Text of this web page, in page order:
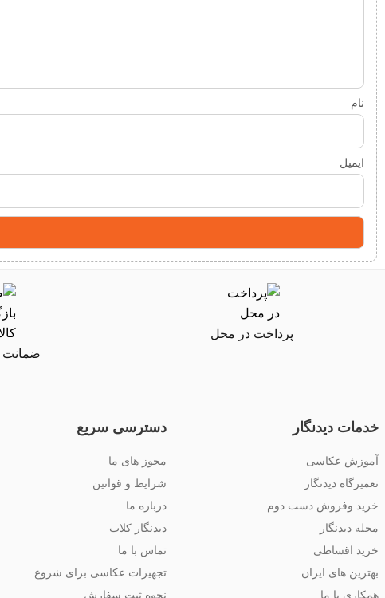
نام
ایمیل
پرداخت در محل
ضمانت
خدمات دیدنگار
آموزش عکاسی
تعمیرگاه دیدنگار
خرید وفروش دست دوم
مجله دیدنگار
خرید اقساطی
بهترین های ایران
همکاری با ما
دسترسی سریع
مجوز های ما
شرایط و قوانین
درباره ما
دیدنگار کلاب
تماس با ما
تجهیزات عکاسی برای شروع
نحوه ثبت سفارش